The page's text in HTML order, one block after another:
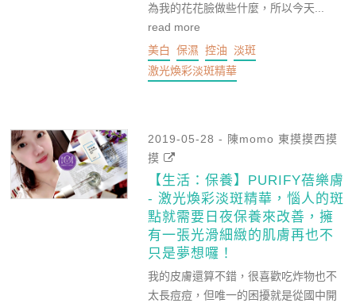
為我的花花臉做些什麼，所以今天...
read more
美白
保濕 控油 淡斑
激光煥彩淡斑精華
2019-05-28 - 陳momo 東摸摸西摸
摸
【生活：保養】PURIFY蓓樂膚
- 激光煥彩淡斑精華，惱人的斑
點就需要日夜保養來改善，擁
有一張光滑細緻的肌膚再也不
只是夢想囉！
我的皮膚還算不錯，很喜歡吃炸物也不
太長痘痘，但唯一的困擾就是從國中開